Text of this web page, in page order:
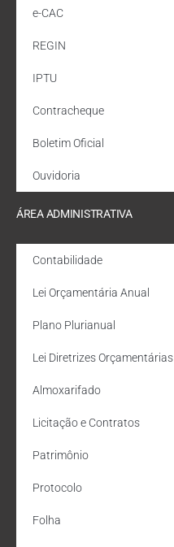
e-CAC
REGIN
IPTU
Contracheque
Boletim Oficial
Ouvidoria
ÁREA ADMINISTRATIVA
Contabilidade
Lei Orçamentária Anual
Plano Plurianual
Lei Diretrizes Orçamentárias
Almoxarifado
Licitação e Contratos
Patrimônio
Protocolo
Folha